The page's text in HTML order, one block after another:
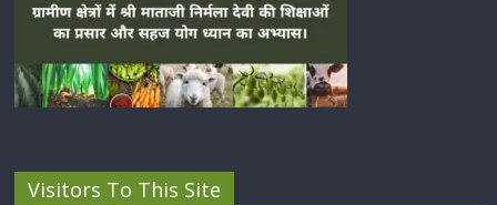
Visitors To This Site